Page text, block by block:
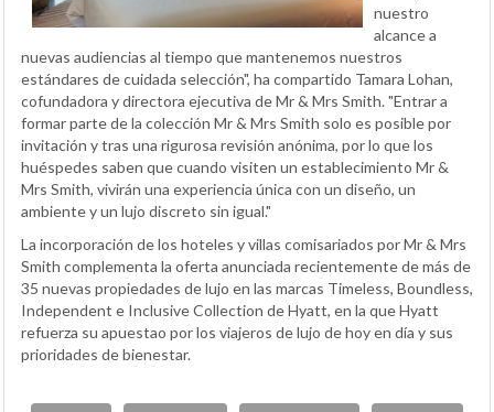
nuestro
alcance a
nuevas audiencias al tiempo que mantenemos nuestros
estándares de cuidada selección", ha compartido Tamara Lohan,
cofundadora y directora ejecutiva de Mr & Mrs Smith. "Entrar a
formar parte de la colección Mr & Mrs Smith solo es posible por
invitación y tras una rigurosa revisión anónima, por lo que los
huéspedes saben que cuando visiten un establecimiento Mr &
Mrs Smith, vivirán una experiencia única con un diseño, un
ambiente y un lujo discreto sin igual."
La incorporación de los hoteles y villas comisariados por Mr & Mrs
Smith complementa la oferta anunciada recientemente de más de
35 nuevas propiedades de lujo en las marcas Timeless, Boundless,
Independent e Inclusive Collection de Hyatt, en la que Hyatt
refuerza su apuestao por los viajeros de lujo de hoy en día y sus
prioridades de bienestar.